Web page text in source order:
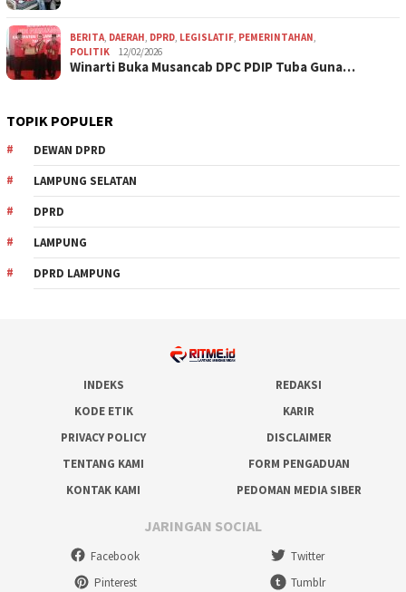
BERITA, DAERAH, DPRD, LEGISLATIF, PEMERINTAHAN,
POLITIK
12/02/2026
Winarti Buka Musancab DPC PDIP Tuba Guna…
TOPIK POPULER
DEWAN DPRD
LAMPUNG SELATAN
DPRD
LAMPUNG
DPRD LAMPUNG
INDEKS
REDAKSI
KODE ETIK
KARIR
PRIVACY POLICY
DISCLAIMER
TENTANG KAMI
FORM PENGADUAN
KONTAK KAMI
PEDOMAN MEDIA SIBER
JARINGAN SOCIAL
Facebook
Twitter
Pinterest
Tumblr